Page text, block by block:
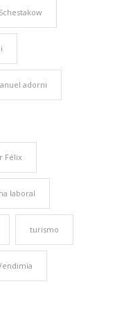
adorni
Félix
laboral
turismo